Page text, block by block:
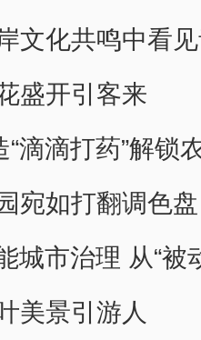
文化共鸣中看
盛开引客来
“滴滴打药”解锁
宛如打翻调色盘
城市治理 从“被
美景引游人